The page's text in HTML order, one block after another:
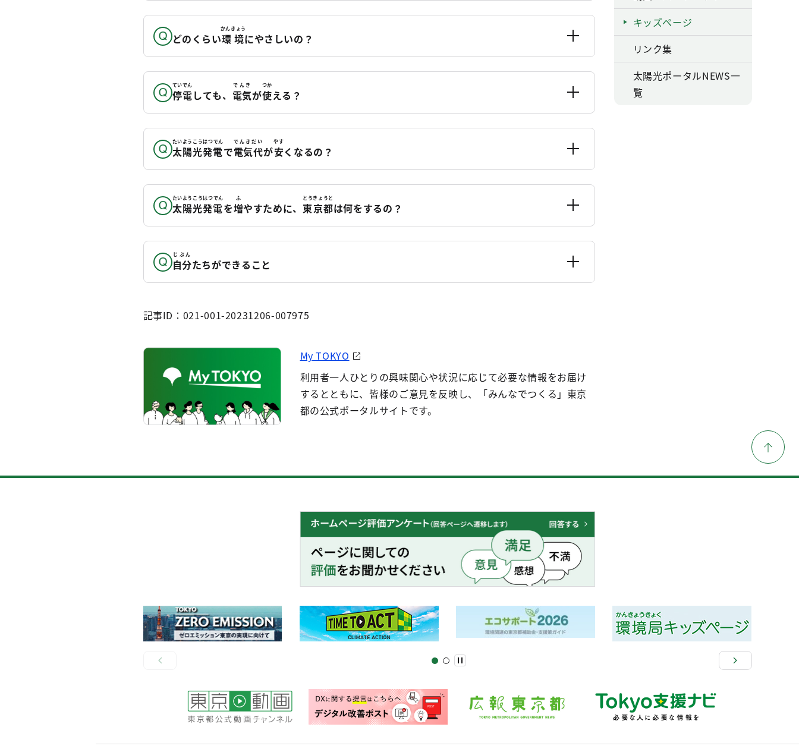
どのくらい環境
かんきょう
にやさしいの？
停電
ていでん
しても、 電気
でんき
が使
つか
える？
太陽光発電
たいようこうはつでん
で電気代
でんきだい
が安
やす
くなるの？
太陽光発電
たいようこうはつでん
を増
ふ
やすために、 東京都
とうきょうと
は何をするの？
自分
じぶん
たちができること
記事ID：021-001-20231206-007975
My TOKYO
利用者一人ひとりの興味関心や状況に応じて必要な情報をお届け
するとともに、皆様のご意見を反映し、「みんなでつくる」東京
都の公式ポータルサイトです。
キッズページ
リンク集
太陽光ポータルNEWS一
覧